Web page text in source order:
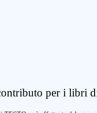
per i libri